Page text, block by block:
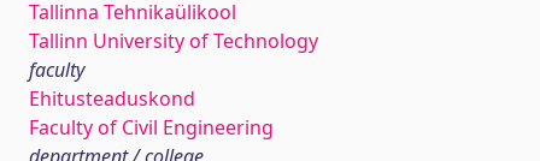
Tallinna Tehnikaülikool
Tallinn University of Technology
faculty
Ehitusteaduskond
Faculty of Civil Engineering